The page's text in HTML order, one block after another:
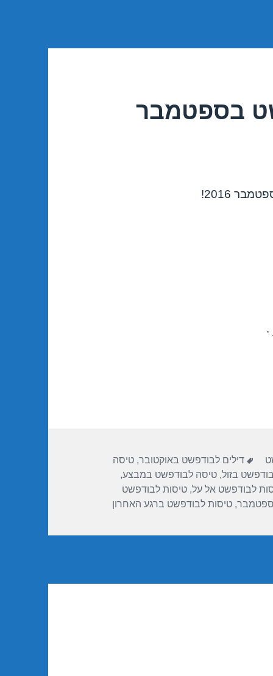
בספטמבר
2016!
.
תגיות
דילים לבודפשט באוקטובר,טיסה
בזול,טיסה לבודפשט במבצע,
לבודפשט אל על,טיסות לבודפשט
,טיסות לבודפשט ברגע האחרון